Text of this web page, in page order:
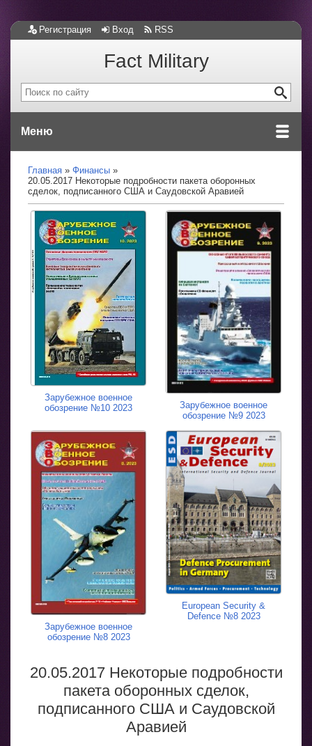
Регистрация Вход RSS
Fact Military
Меню
Главная
Финансы
20.05.2017 Некоторые подробности пакета оборонных
сделок, подписанного США и Саудовской Аравией
Зарубежное военное
обозрение №10 2023
Зарубежное военное
обозрение №9 2023
Зарубежное военное
обозрение №8 2023
European Security &
Defence №8 2023
20.05.2017 Некоторые подробности
пакета оборонных сделок,
подписанного США и Саудовской
Аравией